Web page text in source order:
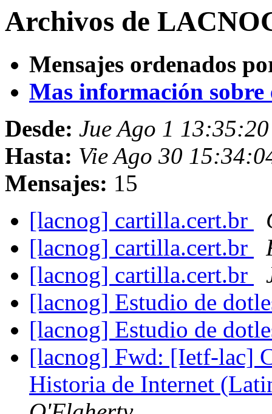
Archivos de
Mensajes ordenados
Mas información sobre
Desde: Jue Ago 1
Hasta: Vie Ago 30
Mensajes: 15
[lacnog] cartilla.cert.br
[lacnog] cartilla.cert.br
[lacnog] cartilla.cert.br
[lacnog] Estudio de
[lacnog] Estudio de
[lacnog] Fwd: [Ietf-lac]
Historia de Internet